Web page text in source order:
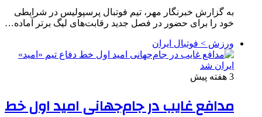
به گزارش خبرنگار مهر، تیم فوتبال پرسپولیس در شرایطی
خود را برای حضور در فصل جدید رقابت‌های لیگ برتر آماده…
ورزش > فوتبال ایران
3 هفته پیش
مدافع غایب در جام‌جهانی امید اول خط